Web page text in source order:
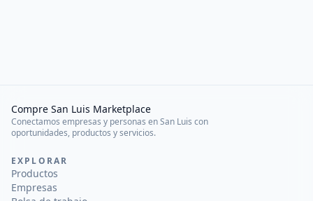
Compre San Luis Marketplace
Conectamos empresas y personas en San Luis con
oportunidades, productos y servicios.
EXPLORAR
Productos
Empresas